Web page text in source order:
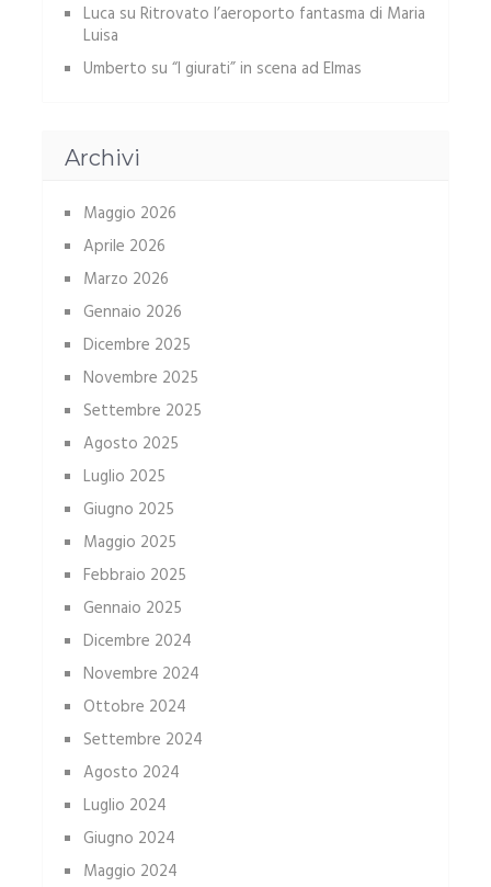
Luca su Ritrovato l’aeroporto fantasma di Maria
Luisa
Umberto su “I giurati” in scena ad Elmas
Archivi
Maggio 2026
Aprile 2026
Marzo 2026
Gennaio 2026
Dicembre 2025
Novembre 2025
Settembre 2025
Agosto 2025
Luglio 2025
Giugno 2025
Maggio 2025
Febbraio 2025
Gennaio 2025
Dicembre 2024
Novembre 2024
Ottobre 2024
Settembre 2024
Agosto 2024
Luglio 2024
Giugno 2024
Maggio 2024